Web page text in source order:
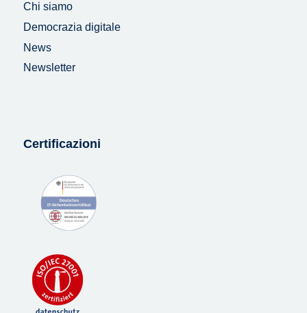
Chi siamo
Democrazia digitale
News
Newsletter
Certificazioni